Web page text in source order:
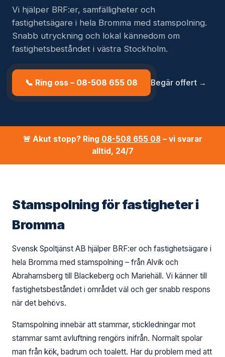
Vi hjälper BRF:er, samfälligheter och
fastighetsägare i hela Bromma med stamspolning.
Snabb utryckning och lokal kännedom om
fastighetsbeståndet i västra Stockholm.
📞 Ring oss – 08-508 655 08 Begär offert →
🚨 Akut stopp? Ring 08-508 655 08– vi svarar
alltid, 24/7
Stamspolning för fastigheter i
Bromma
Svensk Spoltjänst AB hjälper BRF:er och fastighetsägare i
hela Bromma med stamspolning – från Alvik och
Abrahamsberg till Blackeberg och Mariehäll. Vi känner till
fastighetsbeståndet i området väl och ger snabb respons
när det behövs.
Stamspolning innebär att stammar, stickledningar mot
stammar samt avluftning rengörs inifrån. Normalt spolar
man från kök, badrum och toalett. Har du problem med att